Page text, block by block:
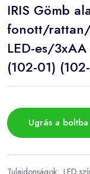
IRIS Gömb
fonott/
LED-es/
(102-01)
Ugrás a boltba
Tulajdonságok: LED